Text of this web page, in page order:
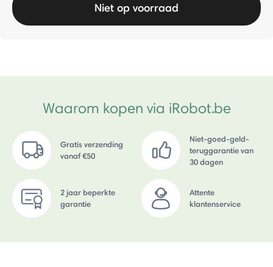
Niet op voorraad
Waarom kopen via iRobot.be
Gratis verzending
vanaf €50
Niet-goed-geld-
teruggarantie van
30 dagen
2 jaar beperkte
garantie
Attente
klantenservice